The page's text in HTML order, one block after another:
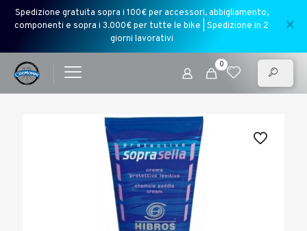
Spedizione gratuita sopra i 100€ per accessori, abbigliamento,
componenti e sopra i 3.000€ per tutte le bike | Spedizione in 2
giorni lavorativi
✕
0